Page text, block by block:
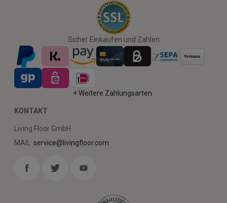
Sicher Einkaufen und Zahlen
+ Weitere Zahlungsarten
KONTAKT
Living Floor GmbH
MAIL: service@livingfloor.com